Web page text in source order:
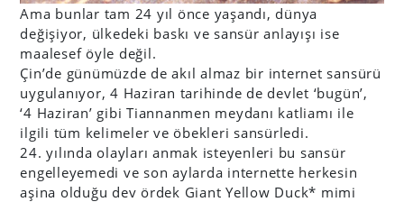
Ama bunlar tam 24 yıl önce yaşandı, dünya
değişiyor, ülkedeki baskı ve sansür anlayışı ise
maalesef öyle değil.
Çin’de günümüzde de akıl almaz bir internet sansürü
uygulanıyor, 4 Haziran tarihinde de devlet ‘bugün’,
‘4 Haziran’ gibi Tiannanmen meydanı katliamı ile
ilgili tüm kelimeler ve öbekleri sansürledi.
24. yılında olayları anmak isteyenleri bu sansür
engelleyemedi ve son aylarda internette herkesin
aşina olduğu dev ördek Giant Yellow Duck* mimi